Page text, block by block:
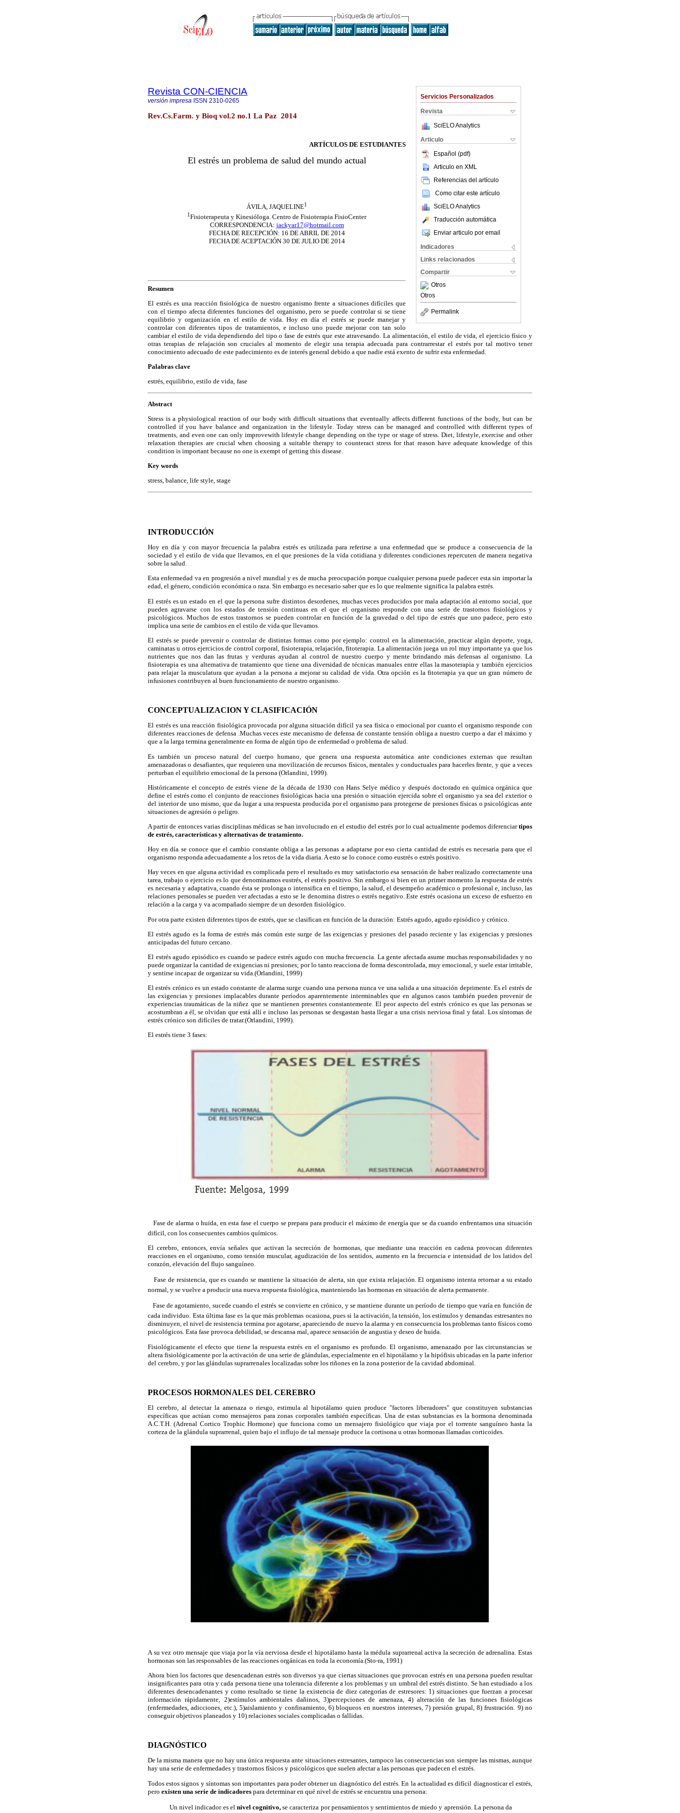
Servicios Personalizados
Revista
SciELO Analytics
Articulo
Español (pdf)
Articulo en XML
Referencias del artículo
Como citar este artículo
SciELO Analytics
Traducción automática
Enviar articulo por email
Indicadores
Links relacionados
Compartir
Otros
Otros
Permalink
Revista CON-CIENCIA
versión impresa ISSN 2310-0265
Rev.Cs.Farm. y Bioq vol.2 no.1 La Paz 2014
ARTÍCULOS DE ESTUDIANTES
El estrés un problema de salud del mundo actual
ÁVILA, JAQUELINE1
1Fisioterapeuta y Kinesióloga. Centro de Fisioterapia FisioCenter
CORRESPONDENCIA: jackyar17@hotmail.com
FECHA DE RECEPCIÓN: 16 DE ABRIL DE 2014
FECHA DE ACEPTACIÓN 30 DE JULIO DE 2014
Resumen
El estrés es una reacción fisiológica de nuestro organismo frente a situaciones difíciles que
con el tiempo afecta diferentes funciones del organismo, pero se puede controlar si se tiene
equilibrio y organización en el estilo de vida. Hoy en día el estrés se puede manejar y
controlar con diferentes tipos de tratamientos, e incluso uno puede mejorar con tan solo
cambiar el estilo de vida dependiendo del tipo o fase de estrés que este atravesando. La alimentación, el estilo de vida, el ejercicio físico y
otras terapias de relajación son cruciales al momento de elegir una terapia adecuada para contrarrestar el estrés por tal motivo tener
conocimiento adecuado de este padecimiento es de interés general debido a que nadie está exento de sufrir esta enfermedad.
Palabras clave
estrés, equilibrio, estilo de vida, fase
Abstract
Stress is a physiological reaction of our body with difficult situations that eventually affects different functions of the body, but can be
controlled if you have balance and organization in the lifestyle. Today stress can be managed and controlled with different types of
treatments, and even one can only improvewith lifestyle change depending on the type or stage of stress. Diet, lifestyle, exercise and other
relaxation therapies are crucial when choosing a suitable therapy to counteract stress for that reason have adequate knowledge of this
condition is important because no one is exempt of getting this disease.
Key words
stress, balance, life style, stage
INTRODUCCIÓN
Hoy en día y con mayor frecuencia la palabra estrés es utilizada para referirse a una enfermedad que se produce a consecuencia de la
sociedad y el estilo de vida que llevamos, en el que presiones de la vida cotidiana y diferentes condiciones repercuten de manera negativa
sobre la salud.
Esta enfermedad va en progresión a nivel mundial y es de mucha preocupación porque cualquier persona puede padecer esta sin importar la
edad, el género, condición económica o raza. Sin embargo es necesario saber que es lo que realmente significa la palabra estrés.
El estrés es un estado en el que la persona sufre distintos desordenes, muchas veces producidos por mala adaptación al entorno social, que
pueden agravarse con los estados de tensión continuas en el que el organismo responde con una serie de trastornos fisiológicos y
psicológicos. Muchos de estos trastornos se pueden controlar en función de la gravedad o del tipo de estrés que uno padece, pero esto
implica una serie de cambios en el estilo de vida que llevamos.
El estrés se puede prevenir o controlar de distintas formas como por ejemplo: control en la alimentación, practicar algún deporte, yoga,
caminatas u otros ejercicios de control corporal, fisioterapia, relajación, fitoterapia. La alimentación juega un rol muy importante ya que los
nutrientes que nos dan las frutas y verduras ayudan al control de nuestro cuerpo y mente brindando más defensas al organismo. La
fisioterapia es una alternativa de tratamiento que tiene una diversidad de técnicas manuales entre ellas la masoterapia y también ejercicios
para relajar la musculatura que ayudan a la persona a mejorar su calidad de vida. Otra opción es la fitoterapia ya que un gran número de
infusiones contribuyen al buen funcionamiento de nuestro organismo.
CONCEPTUALIZACION Y CLASIFICACIÓN
El estrés es una reacción fisiológica provocada por alguna situación difícil ya sea física o emocional por cuanto el organismo responde con
diferentes reacciones de defensa .Muchas veces este mecanismo de defensa de constante tensión obliga a nuestro cuerpo a dar el máximo y
que a la larga termina generalmente en forma de algún tipo de enfermedad o problema de salud.
Es también un proceso natural del cuerpo humano, que genera una respuesta automática ante condiciones externas que resultan
amenazadoras o desafiantes, que requieren una movilización de recursos físicos, mentales y conductuales para hacerles frente, y que a veces
perturban el equilibrio emocional de la persona (Orlandini, 1999).
Históricamente el concepto de estrés viene de la década de 1930 con Hans Selye médico y después doctorado en química orgánica que
define el estrés como el conjunto de reacciones fisiológicas hacia una presión o situación ejercida sobre el organismo ya sea del exterior o
del interior de uno mismo, que da lugar a una respuesta producida por el organismo para protegerse de presiones físicas o psicológicas ante
situaciones de agresión o peligro.
A partir de entonces varias disciplinas médicas se han involucrado en el estudio del estrés por lo cual actualmente podemos diferenciartipos
de estrés, características y alternativas de tratamiento.
Hoy en día se conoce que el cambio constante obliga a las personas a adaptarse por eso cierta cantidad de estrés es necesaria para que el
organismo responda adecuadamente a los retos de la vida diaria. A esto se lo conoce como eustrés o estrés positivo.
Hay veces en que alguna actividad es complicada pero el resultado es muy satisfactorio esa sensación de haber realizado correctamente una
tarea, trabajo o ejercicio es lo que denominamos eustrés, el estrés positivo. Sin embargo si bien en un primer momento la respuesta de estrés
es necesaria y adaptativa, cuando ésta se prolonga o intensifica en el tiempo, la salud, el desempeño académico o profesional e, incluso, las
relaciones personales se pueden ver afectadas a esto se le denomina distres o estrés negativo. Este estrés ocasiona un exceso de esfuerzo en
relación a la carga y va acompañado siempre de un desorden fisiológico.
Por otra parte existen diferentes tipos de estrés, que se clasifican en función de la duración: Estrés agudo, agudo episódico y crónico.
El estrés agudo es la forma de estrés más común este surge de las exigencias y presiones del pasado reciente y las exigencias y presiones
anticipadas del futuro cercano.
El estrés agudo episódico es cuando se padece estrés agudo con mucha frecuencia. La gente afectada asume muchas responsabilidades y no
puede organizar la cantidad de exigencias ni presiones; por lo tanto reacciona de forma descontrolada, muy emocional, y suele estar irritable,
y sentirse incapaz de organizar su vida.(Orlandini, 1999)
El estrés crónico es un estado constante de alarma surge cuando una persona nunca ve una salida a una situación deprimente. Es el estrés de
las exigencias y presiones implacables durante períodos aparentemente interminables que en algunos casos también pueden provenir de
experiencias traumáticas de la niñez que se mantienen presentes constantemente. El peor aspecto del estrés crónico es que las personas se
acostumbran a él, se olvidan que está allí e incluso las personas se desgastan hasta llegar a una crisis nerviosa final y fatal. Los síntomas de
estrés crónico son difíciles de tratar.(Orlandini, 1999).
El estrés tiene 3 fases:
 Fase de alarma o huida, en esta fase el cuerpo se prepara para producir el máximo de energía que se da cuando enfrentamos una situación
difícil, con los consecuentes cambios químicos.
El cerebro, entonces, envía señales que activan la secreción de hormonas, que mediante una reacción en cadena provocan diferentes
reacciones en el organismo, como tensión muscular, agudización de los sentidos, aumento en la frecuencia e intensidad de los latidos del
corazón, elevación del flujo sanguíneo.
 Fase de resistencia, que es cuando se mantiene la situación de alerta, sin que exista relajación. El organismo intenta retornar a su estado
normal, y se vuelve a producir una nueva respuesta fisiológica, manteniendo las hormonas en situación de alerta permanente.
 Fase de agotamiento, sucede cuando el estrés se convierte en crónico, y se mantiene durante un período de tiempo que varía en función de
cada individuo. Esta última fase es la que más problemas ocasiona, pues si la activación, la tensión, los estímulos y demandas estresantes no
disminuyen, el nivel de resistencia termina por agotarse, apareciendo de nuevo la alarma y en consecuencia los problemas tanto físicos como
psicológicos. Esta fase provoca debilidad, se descansa mal, aparece sensación de angustia y deseo de huida.
Fisiológicamente el efecto que tiene la respuesta estrés en el organismo es profundo. El organismo, amenazado por las circunstancias se
altera fisiológicamente por la activación de una serie de glándulas, especialmente en el hipotálamo y la hipófisis ubicadas en la parte inferior
del cerebro, y por las glándulas suprarrenales localizadas sobre los riñones en la zona posterior de la cavidad abdominal.
PROCESOS HORMONALES DEL CEREBRO
El cerebro, al detectar la amenaza o riesgo, estimula al hipotálamo quien produce "factores liberadores" que constituyen substancias
específicas que actúan como mensajeros para zonas corporales también específicas. Una deestas substancias es la hormona denominada
A.C.T.H. (Adrenal Cortico Trophic Hormone) que funciona como un mensajero fisiológico que viaja por el torrente sanguíneo hasta la
corteza de la glándula suprarrenal, quien bajo el influjo de tal mensaje produce la cortisona u otras hormonas llamadas corticoides.
A su vez otro mensaje que viaja por la vía nerviosa desde el hipotálamo hasta la médula suprarrenal activa la secreción de adrenalina. Estas
hormonas son las responsables de las reacciones orgánicas en toda la economía.(Sto-ra, 1991)
Ahora bien los factores que desencadenan estrés son diversos ya que ciertas situaciones que provocan estrés en una persona pueden resultar
insignificantes para otra y cada persona tiene una tolerancia diferente a los problemas y un umbral del estrés distinto. Se han estudiado a los
diferentes desencadenantes y como resultado se tiene la existencia de diez categorías de estresores: 1) situaciones que fuerzan a procesar
información rápidamente, 2)estímulos ambientales dañinos, 3)percepciones de amenaza, 4) alteración de las funciones fisiológicas
(enfermedades, adicciones, etc.), 5)aislamiento y confinamiento, 6) bloqueos en nuestros intereses, 7) presión grupal, 8) frustración. 9) no
conseguir objetivos planeados y 10) relaciones sociales complicadas o fallidas.
DIAGNÓSTICO
De la misma manera que no hay una única respuesta ante situaciones estresantes, tampoco las consecuencias son siempre las mismas, aunque
hay una serie de enfermedades y trastornos físicos y psicológicos que suelen afectar a las personas que padecen el estrés.
Todos estos signos y síntomas son importantes para poder obtener un diagnóstico del estrés. En la actualidad es difícil diagnosticar el estrés,
pero existen una serie de indicadores para determinar en qué nivel de estrés se encuentra una persona:
 Un nivel indicador es el nivel cognitivo,se caracteriza por pensamientos y sentimientos de miedo y aprensión. La persona da